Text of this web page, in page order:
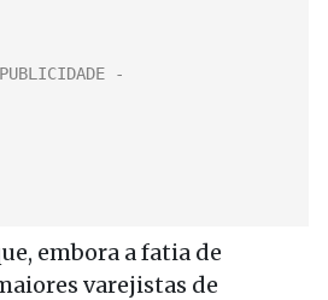
embora a fatia de
varejistas de